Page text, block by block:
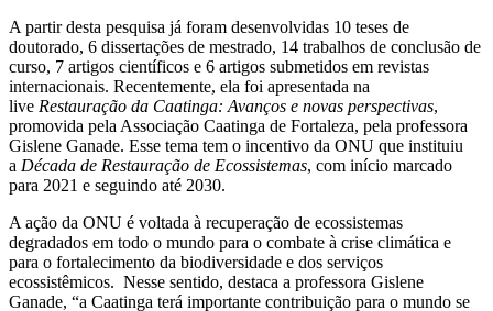
A partir desta pesquisa já foram desenvolvidas 10 teses de
doutorado, 6 dissertações de mestrado, 14 trabalhos de conclusão de
curso, 7 artigos científicos e 6 artigos submetidos em revistas
internacionais. Recentemente, ela foi apresentada na
live Restauração da Caatinga: Avanços e novas perspectivas,
promovida pela Associação Caatinga de Fortaleza, pela professora
Gislene Ganade. Esse tema tem o incentivo da ONU que instituiu
a Década de Restauração de Ecossistemas, com início marcado
para 2021 e seguindo até 2030.
A ação da ONU é voltada à recuperação de ecossistemas
degradados em todo o mundo para o combate à crise climática e
para o fortalecimento da biodiversidade e dos serviços
ecossistêmicos. Nesse sentido, destaca a professora Gislene
Ganade, “a Caatinga terá importante contribuição para o mundo se